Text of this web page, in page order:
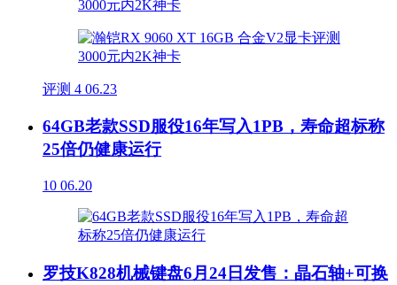
评测 4 06.23
64GB老款SSD服役16年写入1PB，寿命超标称
25倍仍健康运行
10 06.20
罗技K828机械键盘6月24日发售：晶石轴+可换